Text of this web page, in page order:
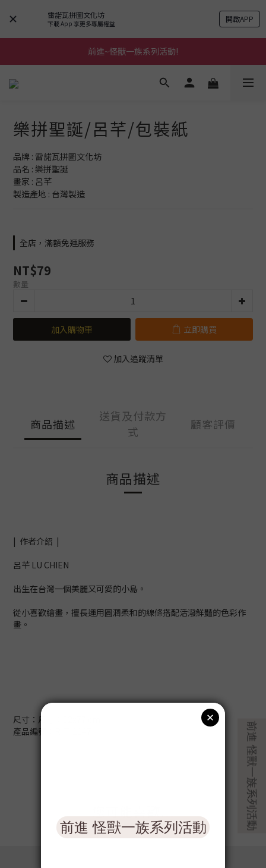
雷諾瓦拼圖文化坊
下載 App 享更多專屬權益 開啟APP
前進~怪獸一族系列活動!
前進~怪獸一族系列活動!
分享美好時光 ∣ APP好友推薦
樂拼聖誕/呂芊/包裝紙
品牌 : 雷諾瓦拼圖文化坊
品名 : 樂拼聖誕
畫家 : 呂芊
製造產地 : 台灣製造
全店，滿額免運服務
NT$79
數量
加入購物車 立即購買
加入追蹤清單
商品描述
送貨及付款方
式
顧客評價
商品描述
| 作者介紹 |
呂芊 LU CHIEN
出生在台灣一個美麗又可愛的小島。
從小喜歡繪畫，擅長運用圓潤柔和的線條搭配活潑鮮豔的色彩作
畫。
尺寸：尺寸：52x77 cm
產品編號：R-T-1147